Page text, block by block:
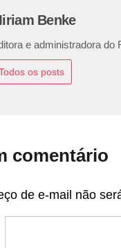
Benke
e administradora do
os posts
comentário
de e-mail não